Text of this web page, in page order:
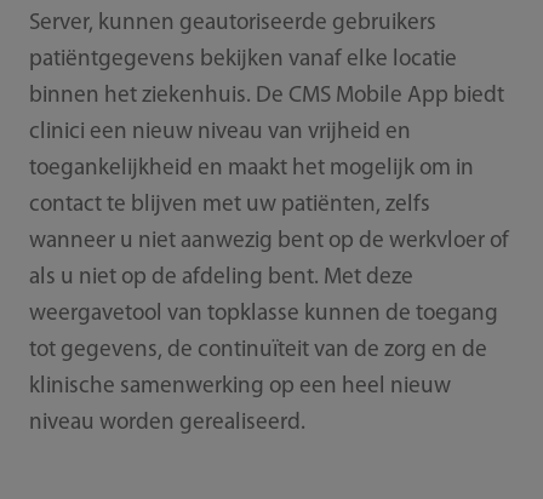
Server, kunnen geautoriseerde gebruikers
patiëntgegevens bekijken vanaf elke locatie
binnen het ziekenhuis. De CMS Mobile App biedt
clinici een nieuw niveau van vrijheid en
toegankelijkheid en maakt het mogelijk om in
contact te blijven met uw patiënten, zelfs
wanneer u niet aanwezig bent op de werkvloer of
als u niet op de afdeling bent. Met deze
weergavetool van topklasse kunnen de toegang
tot gegevens, de continuïteit van de zorg en de
klinische samenwerking op een heel nieuw
niveau worden gerealiseerd.